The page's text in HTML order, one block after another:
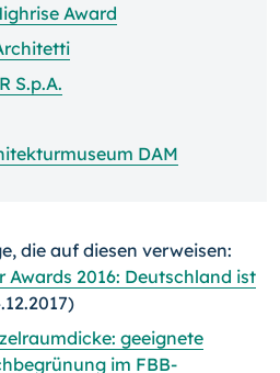
Award
S.p.A.
DAM
die auf diesen verweisen:
Awards 2016: Deutschland ist
geeignete
im FBB-